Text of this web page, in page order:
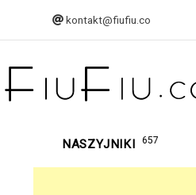
kontakt@fiufiu.co
NASZYJNIKI 657